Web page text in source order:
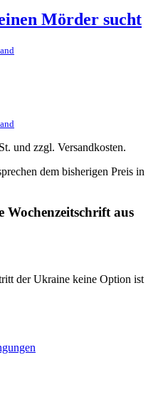
Mörder sucht
und zzgl. Versandkosten.
dem bisherigen Preis in
aus
der Ukraine keine Option ist